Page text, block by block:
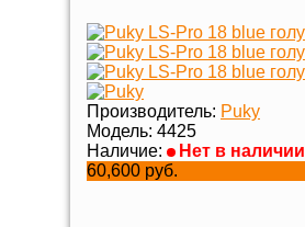
Производитель: Puky
Модель: 4425
Наличие:
Нет в наличии
60,600 руб.